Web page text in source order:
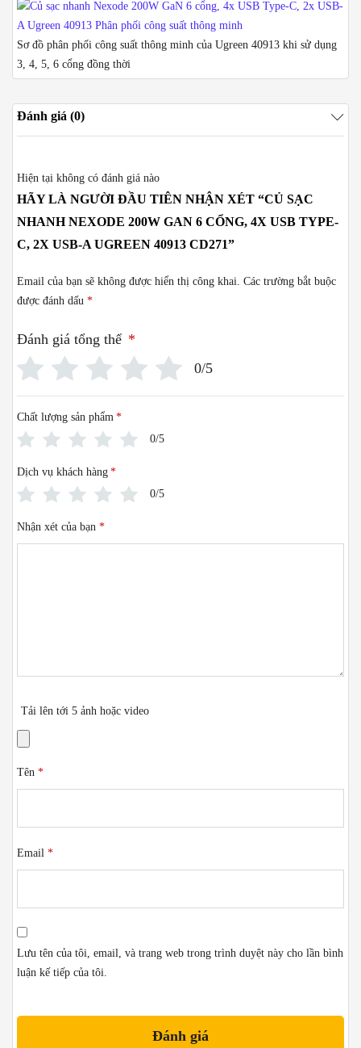
Sơ đồ phân phối công suất thông minh của Ugreen 40913 khi sử dụng
3, 4, 5, 6 cổng đồng thời
Đánh giá (0)
Hiện tại không có đánh giá nào
HÃY LÀ NGƯỜI ĐẦU TIÊN NHẬN XÉT “CỦ SẠC
NHANH NEXODE 200W GAN 6 CỔNG, 4X USB TYPE-
C, 2X USB-A UGREEN 40913 CD271”
Email của bạn sẽ không được hiển thị công khai. Các trường bắt buộc
được đánh dấu *
Đánh giá tổng thể *
0/5
Chất lượng sản phẩm *
0/5
Dịch vụ khách hàng *
0/5
Nhận xét của bạn *
Tải lên tới 5 ảnh hoặc video
Tên *
Email *
Lưu tên của tôi, email, và trang web trong trình duyệt này cho lần bình
luận kế tiếp của tôi.